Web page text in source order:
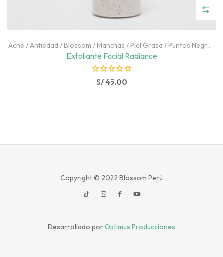
Acné /Antiedad /Blossom /Manchas /Piel Grasa /Puntos Negros
Rostro
Exfoliante Facial Radiance
R
t
S/45.00
Copyright © 2022 Blossom Perú
Desarrollado porOptimus Producciones